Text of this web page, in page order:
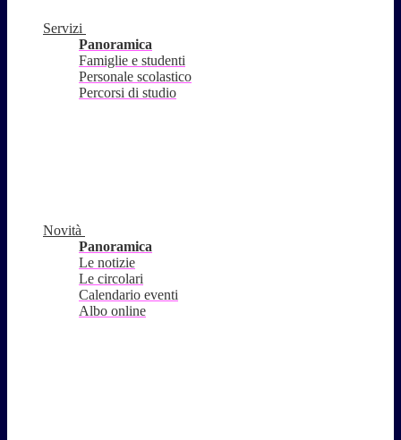
Servizi
Panoramica
Famiglie e studenti
Personale scolastico
Percorsi di studio
Novità
Panoramica
Le notizie
Le circolari
Calendario eventi
Albo online